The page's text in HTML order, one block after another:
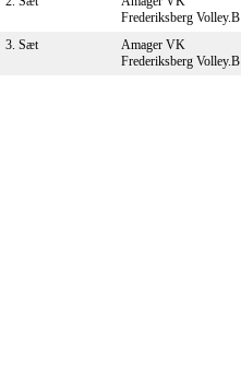
Frederiksberg Volley.B
3. Sæt
Amager VK
Frederiksberg Volley.B